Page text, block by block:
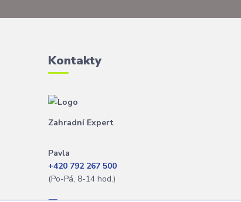
Kontakty
Zahradní Expert
Pavla
+420 792 267 500
(Po-Pá, 8-14 hod.)